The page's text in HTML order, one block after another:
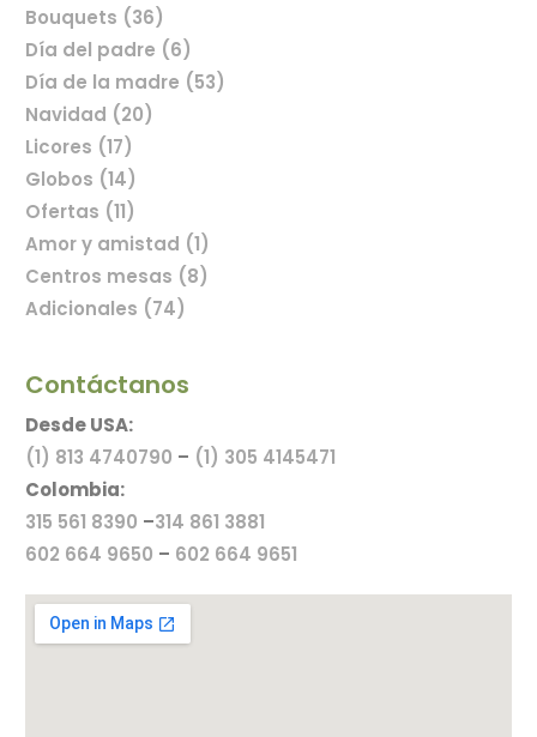
Comprar flores en línea
Bouquets (36)
Día del padre (6)
Día de la madre (53)
Navidad (20)
Licores (17)
Globos (14)
Ofertas (11)
Amor y amistad (1)
Centros mesas (8)
Adicionales (74)
Contáctanos
Desde USA:
(1) 813 4740790 – (1) 305 4145471
Colombia:
315 561 8390 –314 861 3881
602 664 9650 – 602 664 9651